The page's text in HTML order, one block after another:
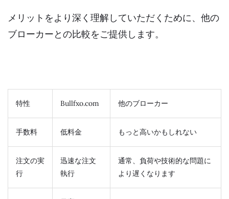
メリットをより深く理解していただくために、他の
ブローカーとの比較をご提供します。
特性 Bullfxo.com 他のブローカー
手数料 低料金 もっと高いかもしれない
注文の実
行
迅速な注文
執行
通常、負荷や技術的な問題に
より遅くなります